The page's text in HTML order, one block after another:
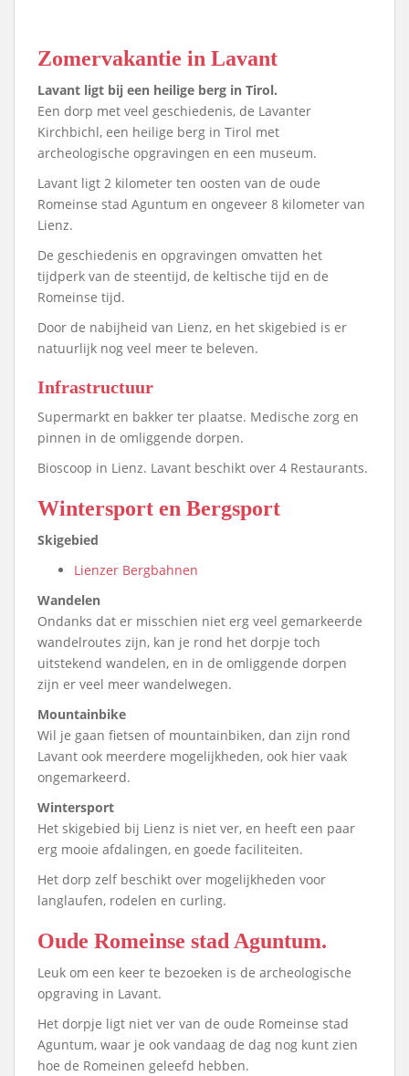
Zomervakantie in Lavant
Lavant ligt bij een heilige berg in Tirol.
Een dorp met veel geschiedenis, de Lavanter
Kirchbichl, een heilige berg in Tirol met
archeologische opgravingen en een museum.
Lavant ligt 2 kilometer ten oosten van de oude
Romeinse stad Aguntum en ongeveer 8 kilometer van
Lienz.
De geschiedenis en opgravingen omvatten het
tijdperk van de steentijd, de keltische tijd en de
Romeinse tijd.
Door de nabijheid van Lienz, en het skigebied is er
natuurlijk nog veel meer te beleven.
Infrastructuur
Supermarkt en bakker ter plaatse. Medische zorg en
pinnen in de omliggende dorpen.
Bioscoop in Lienz. Lavant beschikt over 4 Restaurants.
Wintersport en Bergsport
Skigebied
Lienzer Bergbahnen
Wandelen
Ondanks dat er misschien niet erg veel gemarkeerde
wandelroutes zijn, kan je rond het dorpje toch
uitstekend wandelen, en in de omliggende dorpen
zijn er veel meer wandelwegen.
Mountainbike
Wil je gaan fietsen of mountainbiken, dan zijn rond
Lavant ook meerdere mogelijkheden, ook hier vaak
ongemarkeerd.
Wintersport
Het skigebied bij Lienz is niet ver, en heeft een paar
erg mooie afdalingen, en goede faciliteiten.
Het dorp zelf beschikt over mogelijkheden voor
langlaufen, rodelen en curling.
Oude Romeinse stad Aguntum.
Leuk om een keer te bezoeken is de archeologische
opgraving in Lavant.
Het dorpje ligt niet ver van de oude Romeinse stad
Aguntum, waar je ook vandaag de dag nog kunt zien
hoe de Romeinen geleefd hebben.